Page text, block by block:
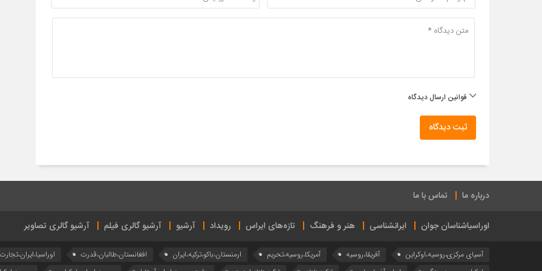
قوانین ارسال دیدگاه
ثبت دیدگاه
درباره ما تماس با ما
اوراسیاشناسان جوان ایرانشناسی هنر و فرهنگ تازه‌های ایراس رویداد آرشیو آرشیو گالری فیلم آرشیو گالری تصاویر
آسیای مرکزی،روسیه،اوکراین آفریقا،روسیه آمریکا،روسیه،تحریم ارمنستان،باکو،ترکیه،ایران افغانستان،طالبان،قدرت اوراسیا،ایران،تجارت